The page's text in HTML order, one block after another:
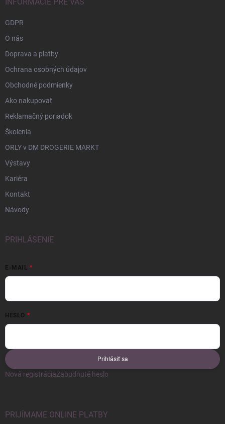
INFORMÁCIE PRE VÁS
GDPR
O nás
Doprava a platby
Ochrana osobných údajov
Obchodné podmienky
Ako nakupovať
Reklamačný poriadok
Školenia
ORLY v DM DROGERIE MARKT
Výstavy
Kariéra
Kontakt
Návody
PRIHLÁSENIE
E-MAIL
HESLO
Prihlásiť sa
Nová registráciaZabudnuté heslo
PRIJÍMAME ONLINE PLATBY